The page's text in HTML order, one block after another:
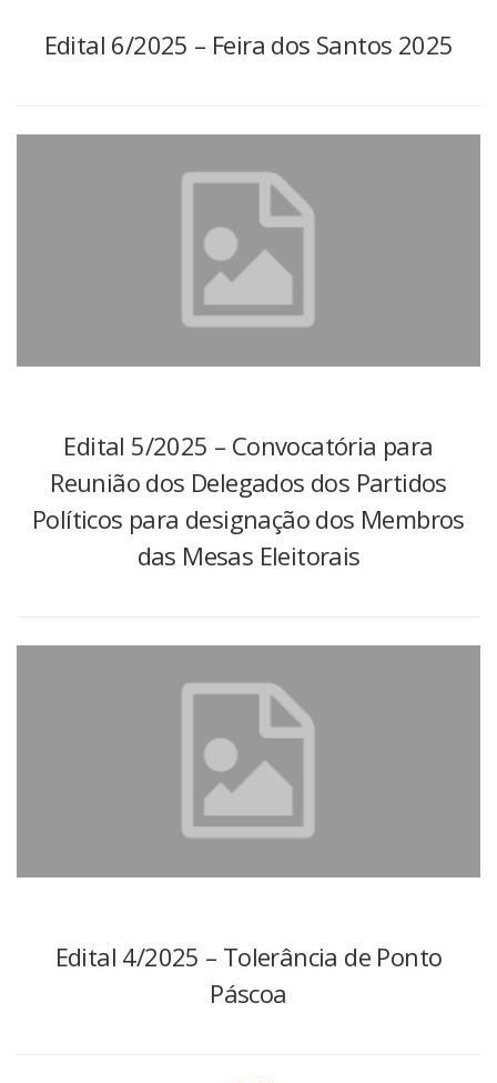
Edital 6/2025 – Feira dos Santos 2025
Edital 5/2025 – Convocatória para
Reunião dos Delegados dos Partidos
Políticos para designação dos Membros
das Mesas Eleitorais
Edital 4/2025 – Tolerância de Ponto
Páscoa